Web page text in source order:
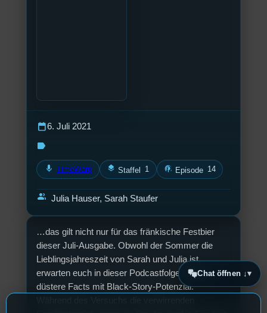
…das gilt nicht nur für das fränkische Festbier
dieser Juli-Ausgabe. Obwohl der Sommer die
Lieblingsjahreszeit von Sarah und Julia ist,
erwarten euch in dieser Podcastfolge reichlich
düstere Facts mit Black-Story-Potenzial.
calendar_today6. Juli 2021
label
mic TimeWarp layers Staffel 1 podcasts Episode 14
group Julia Hauser, Sarah Staufer
Chat öffnen ↓